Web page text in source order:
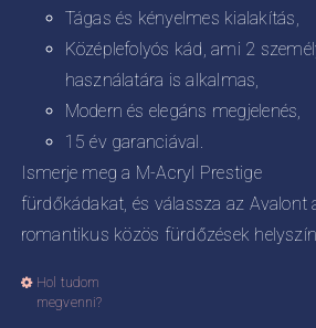
Tágas és kényelmes kialakítás,
Középlefolyós kád, ami 2
használatára is alkalmas,
Modern és elegáns megjelenés,
15 év garanciával.
Ismerje meg a M-Acryl Prestige
fürdőkádakat, és válassza az Avalont
romantikus közös fürdőzések
Hol tudom
megvenni?